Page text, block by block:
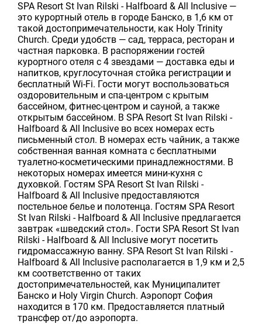
SPA Resort St Ivan Rilski - Halfboard & All Inclusive —
это курортный отель в городе Банско, в 1,6 км от
такой достопримечательности, как Holy Trinity
Church. Среди удобств — сад, терраса, ресторан и
частная парковка. В распоряжении гостей
курортного отеля с 4 звездами — доставка еды и
напитков, круглосуточная стойка регистрации и
бесплатный Wi-Fi. Гости могут воспользоваться
оздоровительным и спа-центром с крытым
бассейном, фитнес-центром и сауной, а также
открытым бассейном. В SPA Resort St Ivan Rilski -
Halfboard & All Inclusive во всех номерах есть
письменный стол. В номерах есть чайник, а также
собственная ванная комната с бесплатными
туалетно-косметическими принадлежностями. В
некоторых номерах имеется мини-кухня с
духовкой. Гостям SPA Resort St Ivan Rilski -
Halfboard & All Inclusive предоставляются
постельное белье и полотенца. Гостям SPA Resort
St Ivan Rilski - Halfboard & All Inclusive предлагается
завтрак «шведский стол». Гости SPA Resort St Ivan
Rilski - Halfboard & All Inclusive могут посетить
гидромассажную ванну. SPA Resort St Ivan Rilski -
Halfboard & All Inclusive располагается в 1,9 км и 2,5
км соответственно от таких
достопримечательностей, как Муниципалитет
Банско и Holy Virgin Church. Аэропорт София
находится в 170 км. Предоставляется платный
трансфер от/до аэропорта.